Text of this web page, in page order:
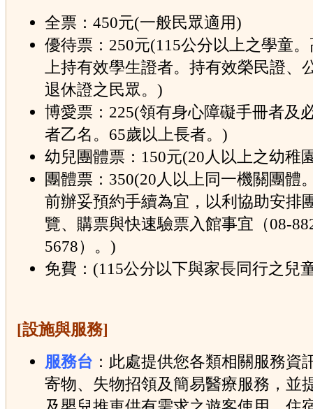
全票：450元(一般民眾適用)
優待票：250元(115公分以上之學童
上持有效學生證者。持有效榮民證、
退休證之民眾。)
博愛票：225(領有身心障礙手冊者及
者乙名。65歲以上長者。)
幼兒團體票：150元(20人以上之幼稚
團體票：350(20人以上同一機關團體
前辦妥預約手續為宜，以利協助安排
覽、購票與快速驗票入館事宜（08-
5678）。)
免費：(115公分以下與家長同行之兒
[設施與服務]
服務台 ：此處提供您各類相關服務資
寄物、失物招領及簡易醫療服務，並